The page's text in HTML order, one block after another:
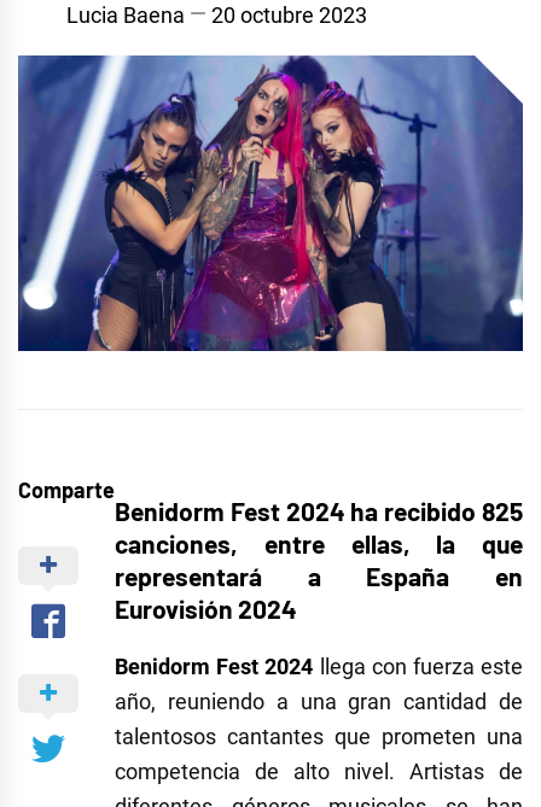
Lucia Baena 20 octubre 2023
Comparte
Benidorm Fest 2024 ha recibido 825
canciones, entre ellas, la que
representará a España en
Eurovisión 2024
Benidorm Fest 2024 llega con fuerza este
año, reuniendo a una gran cantidad de
talentosos cantantes que prometen una
competencia de alto nivel. Artistas de